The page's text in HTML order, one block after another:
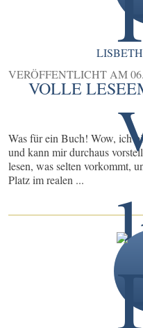
VERÖFFENTLICHT AM
VOLLE
Was für ein Buch! Wow, ich
und kann mir durchaus
lesen, was selten vorkommt,
Platz im realen ...